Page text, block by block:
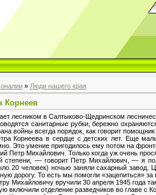
» Люди нашего края
Корнеев
лесником в Салтыково-Щедринском
санитарные рубки, бережно
войны всегда порядок, как говорит
Корнеева в сердце с детских лет. Еще
Это умение пригодилось ему потом на
Петр Михайлович. Только когда уж очень
— говорит Петр Михайлович, — я
20 человек) ночью заняли сахарный
дорогу. То есть мы помогли «зацепиться»
Михайловичу вручили 30 апреля 1945 года
включили отделение разведчиков во главе